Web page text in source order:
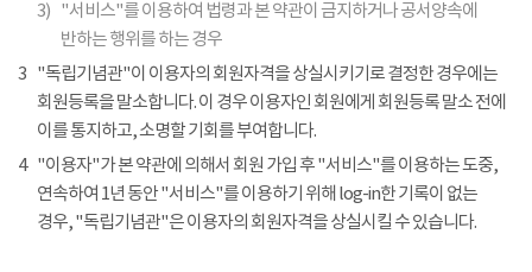
3) "서비스"를 이용하여 법령과 본 약관이 금지하거나 공서양속에
반하는 행위를 하는 경우
3 "독립기념관"이 이용자의 회원자격을 상실시키기로 결정한 경우에는
회원등록을 말소합니다. 이 경우 이용자인 회원에게 회원등록 말소 전에
이를 통지하고, 소명할 기회를 부여합니다.
4
"이용자"가 본 약관에 의해서 회원 가입 후 "서비스"를 이용하는 도중,
연속하여 1년 동안 "서비스"를 이용하기 위해 log-in한 기록이 없는
경우, "독립기념관"은 이용자의 회원자격을 상실시킬 수 있습니다.